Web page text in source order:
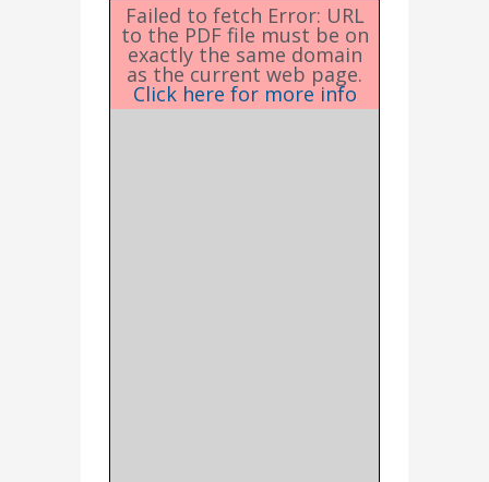
Failed to fetch Error: URL
to the PDF file must be on
exactly the same domain
as the current web page.
Click here for more info